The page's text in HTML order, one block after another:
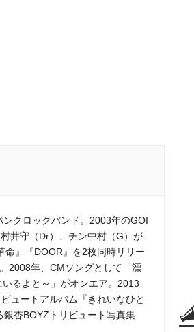
クロックバンド。2003年のGOI
井守（Dr）、チン中村（G）が
命』『DOOR』を2枚同時リリー
2008年、CMソングとして「漂
るよと～」がオンエア。2013
ュートアルバム『きれいなひと
杏BOYZトリビュート写真集